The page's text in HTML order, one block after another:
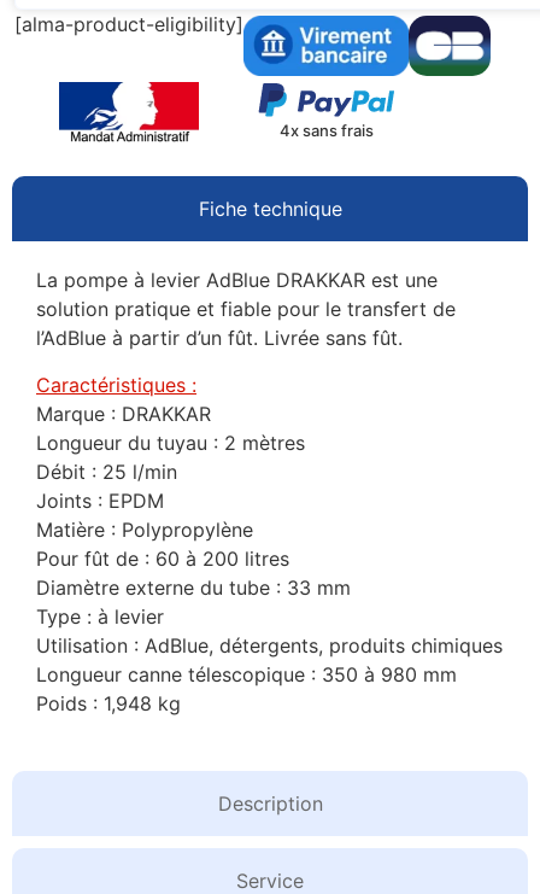
[alma-product-eligibility]
4x sans frais
Fiche technique
Description
Service
La pompe à levier AdBlue DRAKKAR est une
solution pratique et fiable pour le transfert de
l’AdBlue à partir d’un fût. Livrée sans fût.
Caractéristiques :
Marque : DRAKKAR
Longueur du tuyau : 2 mètres
Débit : 25 l/min
Joints : EPDM
Matière : Polypropylène
Pour fût de : 60 à 200 litres
Diamètre externe du tube : 33 mm
Type : à levier
Utilisation : AdBlue, détergents, produits chimiques
Longueur canne télescopique : 350 à 980 mm
Poids : 1,948 kg